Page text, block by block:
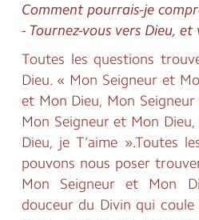
Comment pourrais-je
- Tournez-vous vers Dieu,
Toutes les questions
Dieu. « Mon Seigneur et
et Mon Dieu, Mon
Mon Seigneur et Mon
Dieu, je T’aime ».Toutes
pouvons nous poser
Mon Seigneur et Mon
douceur du Divin qui